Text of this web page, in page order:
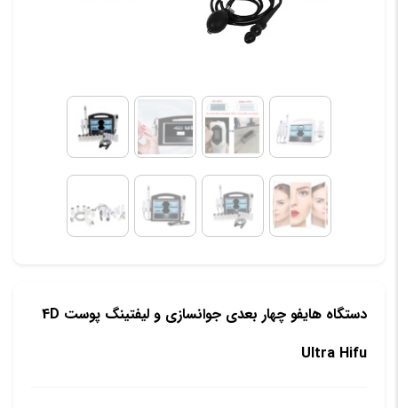
دستگاه هایفو چهار بعدی جوانسازی و لیفتینگ پوست 4D
Ultra Hifu